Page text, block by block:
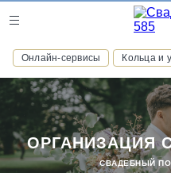
Онлайн-сервисы Кольца и
Онлайн-сервисы
ВСТУПАЙТЕ В
ОРГАНИЗАЦИЯ
СВАДЕБНЫЙ